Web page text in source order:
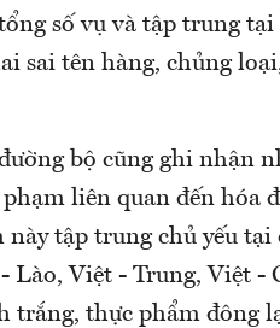
số vụ và tập trung tại
sai tên hàng, chủng
bộ cũng ghi nhận
liên quan đến hóa
này tập trung chủ yếu
Lào, Việt - Trung, Việt -
trắng, thực phẩm đông